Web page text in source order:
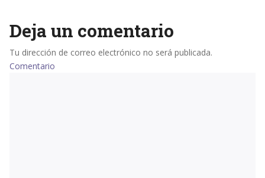
Deja un comentario
Tu dirección de correo electrónico no será publicada.
Comentario